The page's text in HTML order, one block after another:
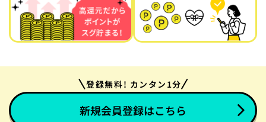
登録無料! カンタン1分
新規会員登録はこちら